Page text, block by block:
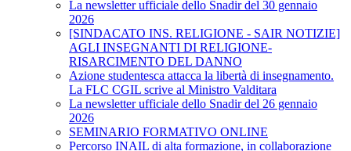
La newsletter ufficiale dello Snadir del 30 gennaio
2026
[SINDACATO INS. RELIGIONE - SAIR NOTIZIE]
AGLI INSEGNANTI DI RELIGIONE-
RISARCIMENTO DEL DANNO
Azione studentesca attacca la libertà di insegnamento.
La FLC CGIL scrive al Ministro Valditara
La newsletter ufficiale dello Snadir del 26 gennaio
2026
SEMINARIO FORMATIVO ONLINE
Percorso INAIL di alta formazione, in collaborazione